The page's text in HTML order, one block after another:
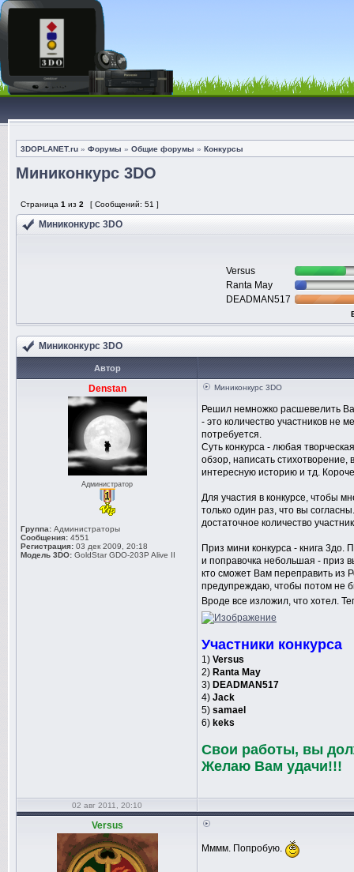
3DOPLANET.ru » Форумы » Общие форумы » Конкурсы
Миниконкурс 3DO
Страница 1 из 2 [ Сообщений: 51 ]
Миниконкурс 3DO
Versus
Ranta May
DEADMAN517
Миниконкурс 3DO
Автор
Denstan
Администратор
Группа: Администраторы
Сообщения: 4551
Регистрация: 03 дек 2009, 20:18
Модель 3DO: GoldStar GDO-203P Alive II
Миниконкурс 3DO
Решил немножко расшевелить
- это количество участников не
потребуется.
Суть конкурса - любая
обзор, написать стихотворение,
интересную историю и тд.
Для участия в конкурсе, чтобы
только один раз, что вы
достаточное количество
Приз мини конкурса - книга 3до.
и поправочка небольшая - приз
кто сможет Вам переправить из
предупреждаю, чтобы потом не
Вроде все изложил, что хотел.
Участники конкурса
1) Versus
2) Ranta May
3) DEADMAN517
4) Jack
5) samael
6) keks
Свои работы, вы
Желаю Вам удачи!!!
02 авг 2011, 20:10
Versus
Мммм. Попробую.